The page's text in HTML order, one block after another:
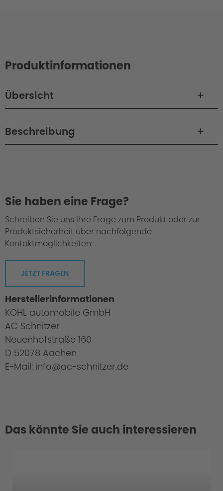
Produktinformationen
Übersicht
Beschreibung
Sie haben eine Frage?
Schreiben Sie uns Ihre Frage zum Produkt oder zur
Produktsicherheit über nachfolgende
Kontaktmöglichkeiten:
JETZT FRAGEN
Herstellerinformationen
KOHL automobile GmbH
AC Schnitzer
Neuenhofstraße 160
D 52078 Aachen
E-Mail: info@ac-schnitzer.de
Das könnte Sie auch interessieren